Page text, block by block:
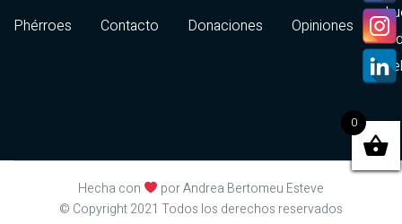
Phérroes Contacto Donaciones Opiniones
Hecha con
por Andrea Bertomeu Esteve
© Copyright 2021 Todos los derechos reservados
0